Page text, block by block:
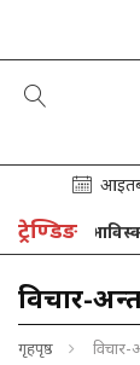
ट्रेण्डिङ
आविस्कारलाई
विचार-
गृहपृष्ठ विचार-